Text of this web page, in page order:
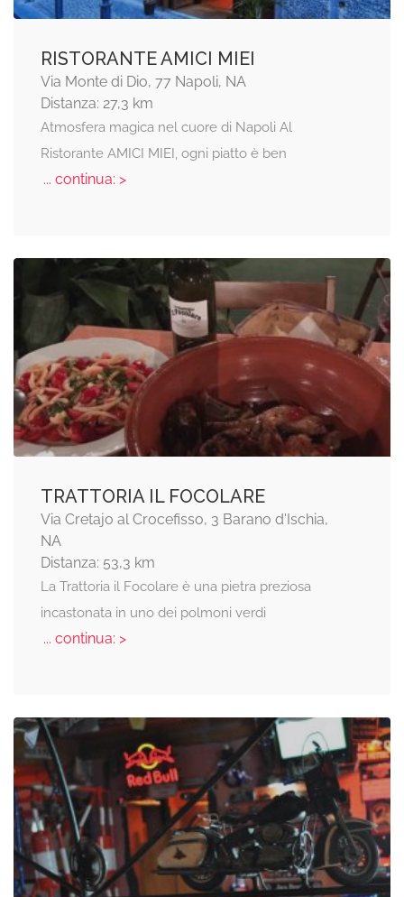
RISTORANTE AMICI MIEI
Via Monte di Dio, 77 Napoli, NA
Distanza: 27,3 km
Atmosfera magica nel cuore di Napoli Al
Ristorante AMICI MIEI, ogni piatto è ben
... continua: >
TRATTORIA IL FOCOLARE
Via Cretajo al Crocefisso, 3 Barano d'Ischia,
NA
Distanza: 53,3 km
La Trattoria il Focolare è una pietra preziosa
incastonata in uno dei polmoni verdi
... continua: >